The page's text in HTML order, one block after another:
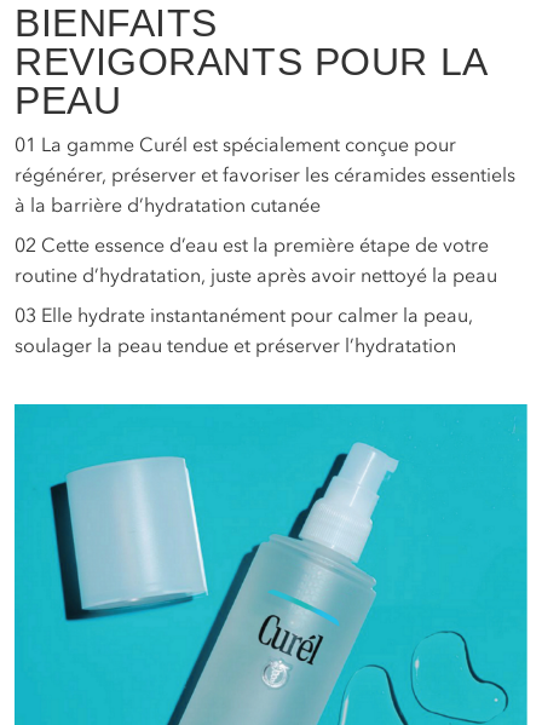
BIENFAITS
REVIGORANTS POUR LA
PEAU
01 La gamme Curél est spécialement conçue pour
régénérer, préserver et favoriser les céramides essentiels
à la barrière d’hydratation cutanée
02 Cette essence d’eau est la première étape de votre
routine d’hydratation, juste après avoir nettoyé la peau
03 Elle hydrate instantanément pour calmer la peau,
soulager la peau tendue et préserver l’hydratation